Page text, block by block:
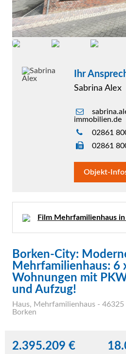
Ihr
Sabrina Alex
immobilien.de
02861
02861
Objekt-
Film Mehrfamilienhaus
Borken-City:
Mehrfamilienhaus: 6
Wohnungen mit
und Aufzug!
Haus, Mehrfamilienhaus - 46325
Borken
2.395.209 €